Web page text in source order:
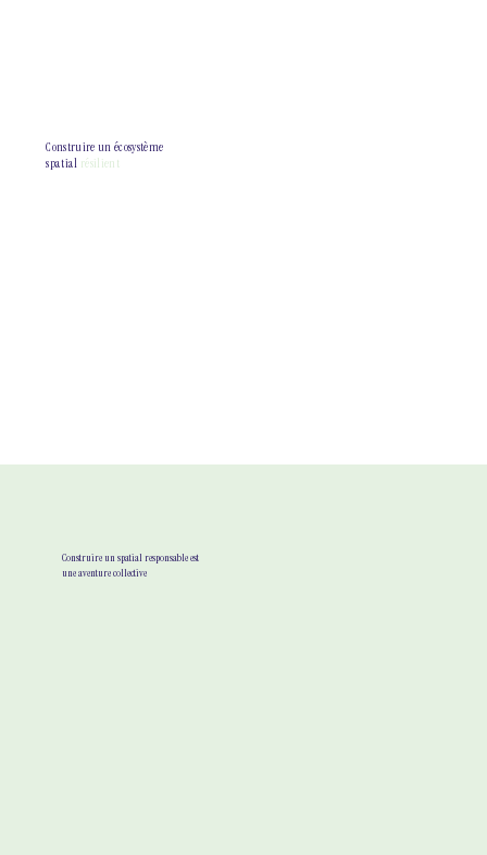
Construire un écosystème
spatial résilient
Construire un spatial responsable est
une aventure collective